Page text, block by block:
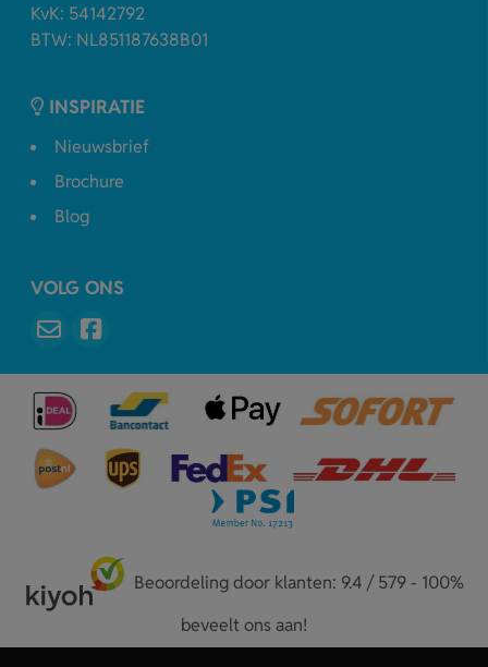
KvK: 54142792
BTW: NL851187638B01
INSPIRATIE
Nieuwsbrief
Brochure
Blog
VOLG ONS
Beoordeling door klanten: 9.4 / 579 - 100%
beveelt ons aan!